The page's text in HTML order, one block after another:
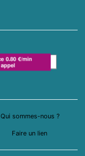
Qui sommes-nous ?
Faire un lien